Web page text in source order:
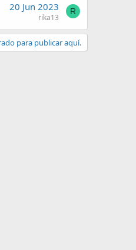
20 Jun 2023
rika13
R
para publicar aquí.